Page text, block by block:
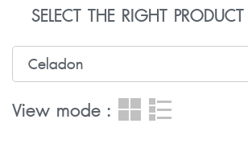
SELECT THE RIGHT
View mode :